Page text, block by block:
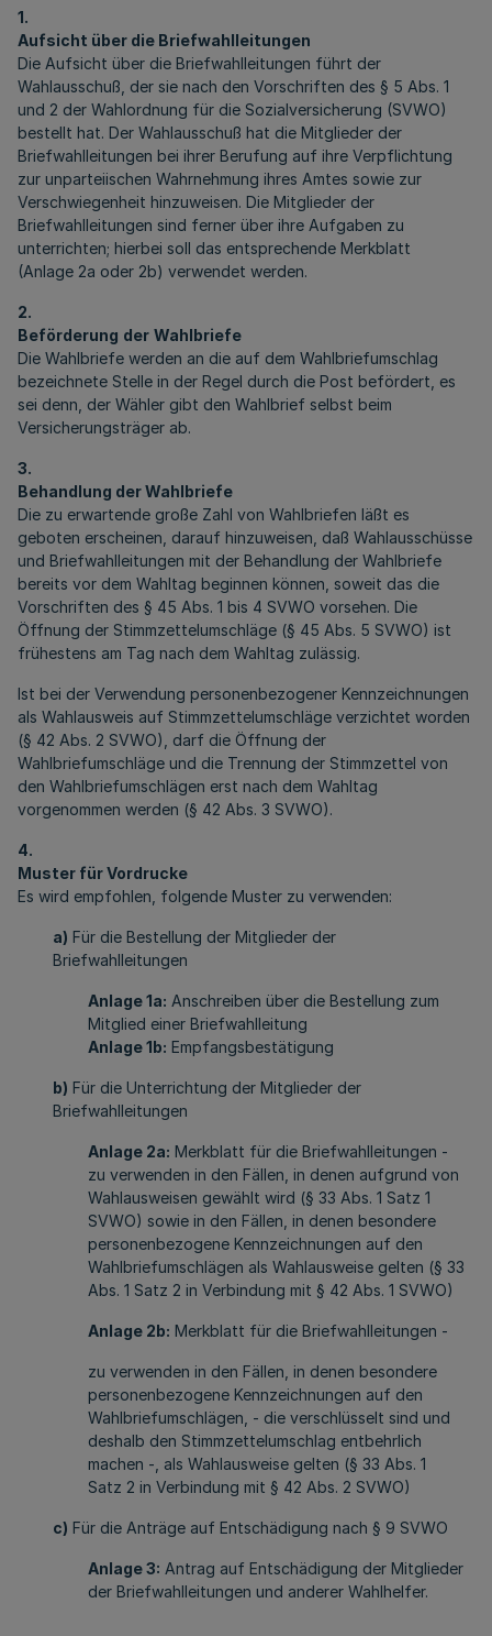
1.
Aufsicht über die Briefwahlleitungen
Die Aufsicht über die Briefwahlleitungen führt der
Wahlausschuß, der sie nach den Vorschriften des § 5 Abs. 1
und 2 der Wahlordnung für die Sozialversicherung (SVWO)
bestellt hat. Der Wahlausschuß hat die Mitglieder der
Briefwahlleitungen bei ihrer Berufung auf ihre Verpflichtung
zur unparteiischen Wahrnehmung ihres Amtes sowie zur
Verschwiegenheit hinzuweisen. Die Mitglieder der
Briefwahlleitungen sind ferner über ihre Aufgaben zu
unterrichten; hierbei soll das entsprechende Merkblatt
(Anlage 2a oder 2b) verwendet werden.
2.
Beförderung der Wahlbriefe
Die Wahlbriefe werden an die auf dem Wahlbriefumschlag
bezeichnete Stelle in der Regel durch die Post befördert, es
sei denn, der Wähler gibt den Wahlbrief selbst beim
Versicherungsträger ab.
3.
Behandlung der Wahlbriefe
Die zu erwartende große Zahl von Wahlbriefen läßt es
geboten erscheinen, darauf hinzuweisen, daß Wahlausschüsse
und Briefwahlleitungen mit der Behandlung der Wahlbriefe
bereits vor dem Wahltag beginnen können, soweit das die
Vorschriften des § 45 Abs. 1 bis 4 SVWO vorsehen. Die
Öffnung der Stimmzettelumschläge (§ 45 Abs. 5 SVWO) ist
frühestens am Tag nach dem Wahltag zulässig.
Ist bei der Verwendung personenbezogener Kennzeichnungen
als Wahlausweis auf Stimmzettelumschläge verzichtet worden
(§ 42 Abs. 2 SVWO), darf die Öffnung der
Wahlbriefumschläge und die Trennung der Stimmzettel von
den Wahlbriefumschlägen erst nach dem Wahltag
vorgenommen werden (§ 42 Abs. 3 SVWO).
4.
Muster für Vordrucke
Es wird empfohlen, folgende Muster zu verwenden:
a) Für die Bestellung der Mitglieder der
Briefwahlleitungen
Anlage 1a: Anschreiben über die Bestellung zum
Mitglied einer Briefwahlleitung
Anlage 1b: Empfangsbestätigung
b) Für die Unterrichtung der Mitglieder der
Briefwahlleitungen
Anlage 2a: Merkblatt für die Briefwahlleitungen -
zu verwenden in den Fällen, in denen aufgrund von
Wahlausweisen gewählt wird (§ 33 Abs. 1 Satz 1
SVWO) sowie in den Fällen, in denen besondere
personenbezogene Kennzeichnungen auf den
Wahlbriefumschlägen als Wahlausweise gelten (§ 33
Abs. 1 Satz 2 in Verbindung mit § 42 Abs. 1 SVWO)
Anlage 2b: Merkblatt für die Briefwahlleitungen -
zu verwenden in den Fällen, in denen besondere
personenbezogene Kennzeichnungen auf den
Wahlbriefumschlägen, - die verschlüsselt sind und
deshalb den Stimmzettelumschlag entbehrlich
machen -, als Wahlausweise gelten (§ 33 Abs. 1
Satz 2 in Verbindung mit § 42 Abs. 2 SVWO)
c) Für die Anträge auf Entschädigung nach § 9 SVWO
Anlage 3: Antrag auf Entschädigung der Mitglieder
der Briefwahlleitungen und anderer Wahlhelfer.